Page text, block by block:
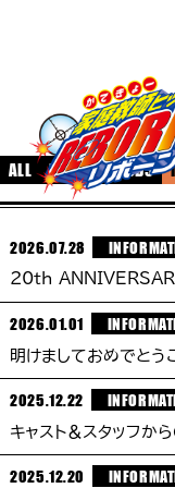
ALL EVENT GOODS
2026.07.28
20th ANNIVERSARY
2026.01.01
明けましておめでとう
2025.12.22
キャスト＆スタッフか
2025.12.20